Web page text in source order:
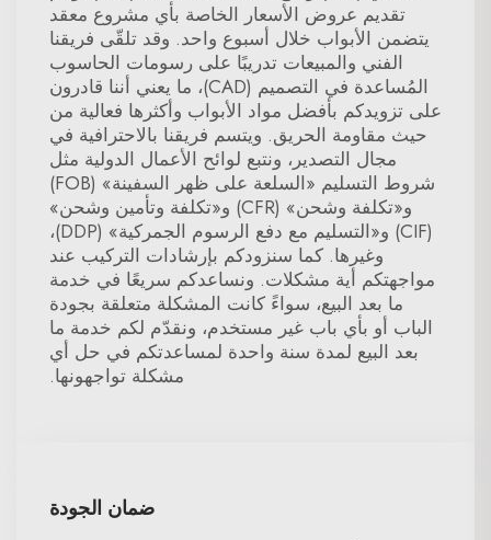
تقديم عروض الأسعار الخاصة بأي مشروع معقد
يتضمن الأبواب خلال أسبوع واحد. وقد تلقّى فريقنا
الفني والمبيعات تدريبًا على رسومات الحاسوب
المُساعدة في التصميم (CAD)، ما يعني أننا قادرون
على تزويدكم بأفضل مواد الأبواب وأكثرها فعالية من
حيث مقاومة الحريق. ويتسم فريقنا بالاحترافية في
مجال التصدير، ونتبع لوائح الأعمال الدولية مثل
شروط التسليم «السلعة على ظهر السفينة» (FOB)
و«تكلفة وشحن» (CFR) و«تكلفة وتأمين وشحن»
(CIF) و«التسليم مع دفع الرسوم الجمركية» (DDP)،
وغيرها. كما سنزودكم بإرشادات التركيب عند
مواجهتكم أية مشكلات. ونساعدكم سريعًا في خدمة
ما بعد البيع، سواءً كانت المشكلة متعلقة بجودة
الباب أو بأي باب غير مستخدم، ونقدّم لكم خدمة ما
بعد البيع لمدة سنة واحدة لمساعدتكم في حل أي
مشكلة تواجهونها.
ضمان الجودة